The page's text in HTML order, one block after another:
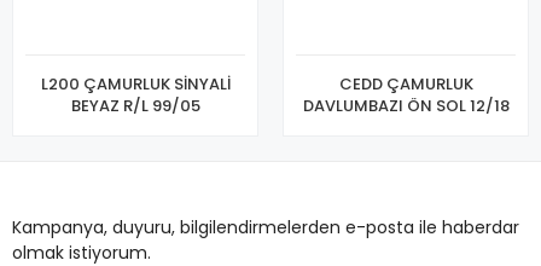
L200 ÇAMURLUK SİNYALİ
BEYAZ R/L 99/05
CEDD ÇAMURLUK
DAVLUMBAZI ÖN SOL 12/18
Kampanya, duyuru, bilgilendirmelerden e-posta ile haberdar
olmak istiyorum.